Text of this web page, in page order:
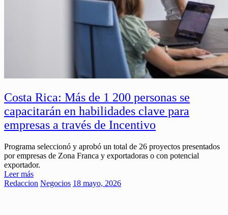
Costa Rica: Más de 1 200 personas se
capacitarán en habilidades clave para
empresas a través de Incentivo
Programa seleccionó y aprobó un total de 26 proyectos presentados
por empresas de Zona Franca y exportadoras o con potencial
exportador.
Leer más
Redaccion Negocios 18 mayo, 2026